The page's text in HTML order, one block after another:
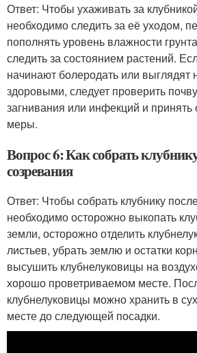
Ответ: Чтобы ухаживать за
необходимо следить за её уходом,
пополнять уровень влажности
следить за состоянием растений.
начинают болеродать или выглядят
здоровыми, следует проверить
загнивания или инфекций и
меры.
Вопрос 6: Как собрать
созревания
Ответ: Чтобы собрать клубнику
необходимо осторожно выкопать
земли, осторожно отделить
листьев, убрать землю и остатки
высушить клубнелуковицы на
хорошо проветриваемом месте.
клубнелуковицы можно хранить в
месте до следующей посадки.